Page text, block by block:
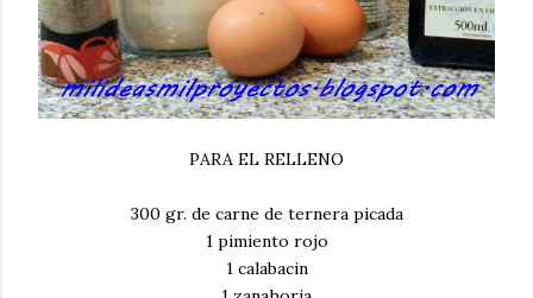
PARA EL RELLENO
300 gr. de carne de ternera picada
1 pimiento rojo
1 calabacin